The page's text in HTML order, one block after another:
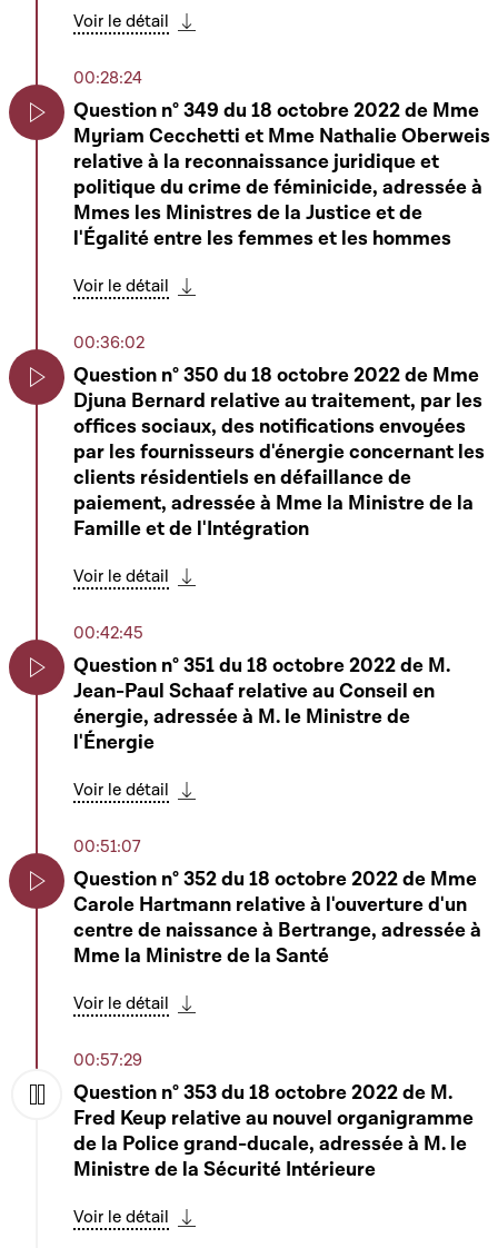
Voir le détail
00:28:24
Question n° 349 du 18 octobre 2022 de Mme
Myriam Cecchetti et Mme Nathalie Oberweis
relative à la reconnaissance juridique et
politique du crime de féminicide, adressée à
Mmes les Ministres de la Justice et de
l'Égalité entre les femmes et les hommes
Voir le détail
00:36:02
Question n° 350 du 18 octobre 2022 de Mme
Djuna Bernard relative au traitement, par les
offices sociaux, des notifications envoyées
par les fournisseurs d'énergie concernant les
clients résidentiels en défaillance de
paiement, adressée à Mme la Ministre de la
Famille et de l'Intégration
Voir le détail
00:42:45
Question n° 351 du 18 octobre 2022 de M.
Jean-Paul Schaaf relative au Conseil en
énergie, adressée à M. le Ministre de
l'Énergie
Voir le détail
00:51:07
Question n° 352 du 18 octobre 2022 de Mme
Carole Hartmann relative à l'ouverture d'un
centre de naissance à Bertrange, adressée à
Mme la Ministre de la Santé
Voir le détail
00:57:29
Question n° 353 du 18 octobre 2022 de M.
Fred Keup relative au nouvel organigramme
de la Police grand-ducale, adressée à M. le
Ministre de la Sécurité Intérieure
Voir le détail
8027 - Projet de loi modifiant la loi modifiée
du 6 juin 2019 relative à la gestion, à l'accès,
à l'utilisation de l'infrastructure ferroviaire et
à la régulation du marché ferroviaire (suite)
Voir le détail
Télécharger cette séquence
02:41:43
6539B - Projet de loi portant création de la
procédure de dissolution administrative sans
liquidation et modifiant : 1° le Code de
commerce ; 2° le Nouveau Code de
procédure civile ; 3° la loi modifiée du 19
décembre 2002 concernant le registre de
commerce et des sociétés ainsi que la
comptabilité et les comptes annuels des
entreprises ; 4° la loi modifiée du 19
décembre 2008 ayant pour objet la
coopération interadministrative et judiciaire
et le renforcement des moyens de
l'Administration des contributions directes,
des domaines et de l'Administration des
de - la loi modifiée du 12 février 1979
concernant la taxe sur la valeur ajoutée ; - la
loi générale des impôts (« Abgabenordnung
») ; - la loi modifiée du 17 avril 1964 portant
réorganisation de l'Administration des
20 mars 1970 portant réorganisation de
domaines ; - la loi modifiée du 27 novembre
1933 concernant le recouvrement des
contributions directes et des cotisations
d'assurance sociale ; 5° la loi modifiée du 25
mars 2020 instituant un système
électronique central de recherche de
données concernant des comptes de
paiement et des comptes bancaires
forts (suite)
Voir le détail
Télécharger cette séquence
02:42:30
Heure d'actualité de la sensibilité politique
ADR au sujet de la charte de déontologie